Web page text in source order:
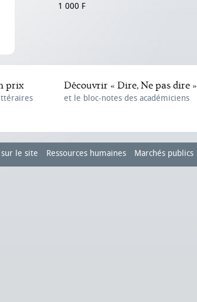
1 000 F
prix Découvrir « Dire, Ne pas dire »
et le bloc-notes des académiciens
le site Ressources humaines Marchés publics